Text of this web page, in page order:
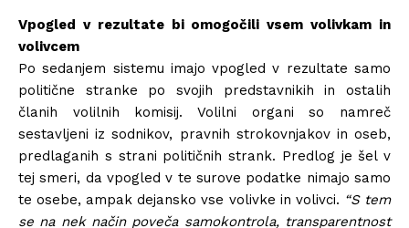
Vpogled v rezultate bi omogočili vsem volivkam in
volivcem
Po sedanjem sistemu imajo vpogled v rezultate samo
politične stranke po svojih predstavnikih in ostalih
članih volilnih komisij. Volilni organi so namreč
sestavljeni iz sodnikov, pravnih strokovnjakov in oseb,
predlaganih s strani političnih strank. Predlog je šel v
tej smeri, da vpogled v te surove podatke nimajo samo
te osebe, ampak dejansko vse volivke in volivci. “S tem
se na nek način poveča samokontrola, transparentnost